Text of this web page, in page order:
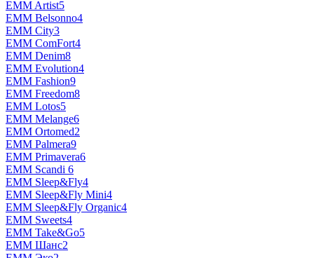
EMM Artist5
EMM Belsonno4
EMM City3
EMM ComFort4
EMM Denim8
EMM Evolution4
EMM Fashion9
EMM Freedom8
EMM Lotos5
EMM Melange6
EMM Ortomed2
EMM Palmera9
EMM Primavera6
EMM Scandi 6
EMM Sleep&Fly4
EMM Sleep&Fly Mini4
EMM Sleep&Fly Organic4
EMM Sweets4
EMM Take&Go5
EMM Шанс2